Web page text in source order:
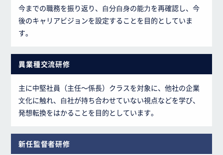
今までの職務を振り返り、⾃分⾃⾝の能⼒を再確認し、今
後のキャリアビジョンを設定することを目的としていま
す。
異業種交流研修
主に中堅社員（主任～係長）クラスを対象に、他社の企業
⽂化に触れ、⾃社が持ち合わせていない視点などを学び、
発想転換をはかることを目的としています。
新任監督者研修